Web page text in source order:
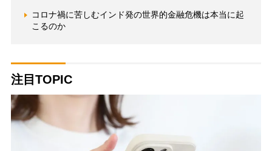
コロナ禍に苦しむインド発の世界的金融危機は本当に起
こるのか
注目TOPIC